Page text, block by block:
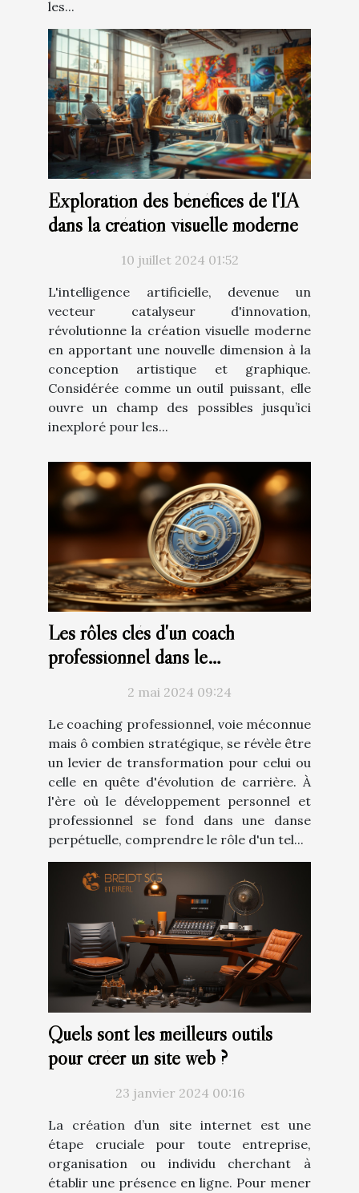
les...
Exploration des bénéfices de l'IA
dans la création visuelle moderne
10 juillet 2024 01:52
L'intelligence artificielle, devenue un
vecteur catalyseur d'innovation,
révolutionne la création visuelle moderne
en apportant une nouvelle dimension à la
conception artistique et graphique.
Considérée comme un outil puissant, elle
ouvre un champ des possibles jusqu’ici
inexploré pour les...
Les rôles clés d'un coach
professionnel dans le
développement de carrière
2 mai 2024 09:24
Le coaching professionnel, voie méconnue
mais ô combien stratégique, se révèle être
un levier de transformation pour celui ou
celle en quête d'évolution de carrière. À
l'ère où le développement personnel et
professionnel se fond dans une danse
perpétuelle, comprendre le rôle d'un tel...
Quels sont les meilleurs outils
pour créer un site web ?
23 janvier 2024 00:16
La création d’un site internet est une
étape cruciale pour toute entreprise,
organisation ou individu cherchant à
établir une présence en ligne. Pour mener